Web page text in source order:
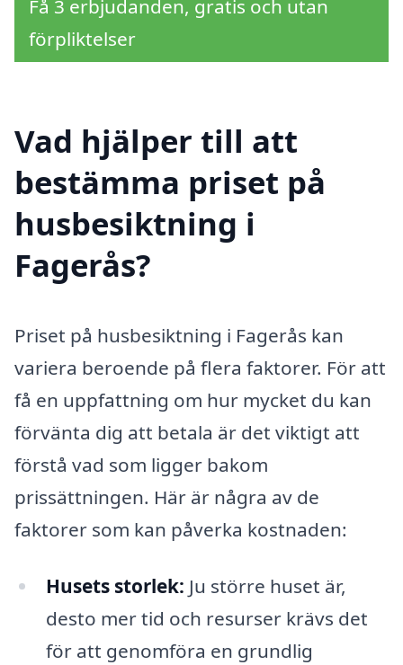
Få 3 erbjudanden, gratis och utan
förpliktelser
Vad hjälper till att
bestämma priset på
husbesiktning i
Fagerås?
Priset på husbesiktning i Fagerås kan
variera beroende på flera faktorer. För att
få en uppfattning om hur mycket du kan
förvänta dig att betala är det viktigt att
förstå vad som ligger bakom
prissättningen. Här är några av de
faktorer som kan påverka kostnaden:
Husets storlek: Ju större huset är,
desto mer tid och resurser krävs det
för att genomföra en grundlig